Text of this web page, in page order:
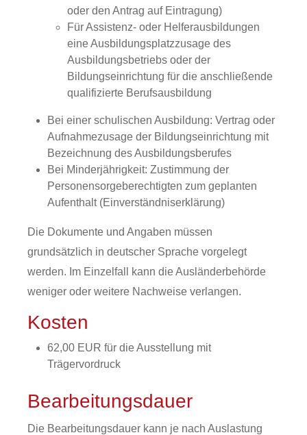
oder den Antrag auf Eintragung)
Für Assistenz- oder Helferausbildungen
eine Ausbildungsplatzzusage des
Ausbildungsbetriebs oder der
Bildungseinrichtung für die anschließende
qualifizierte Berufsausbildung
Bei einer schulischen Ausbildung: Vertrag oder
Aufnahmezusage der Bildungseinrichtung mit
Bezeichnung des Ausbildungsberufes
Bei Minderjährigkeit: Zustimmung der
Personensorgeberechtigten zum geplanten
Aufenthalt (Einverständniserklärung)
Die Dokumente und Angaben müssen
grundsätzlich in deutscher Sprache vorgelegt
werden. Im Einzelfall kann die Ausländerbehörde
weniger oder weitere Nachweise verlangen.
Kosten
62,00 EUR für die Ausstellung mit
Trägervordruck
Bearbeitungsdauer
Die Bearbeitungsdauer kann je nach Auslastung